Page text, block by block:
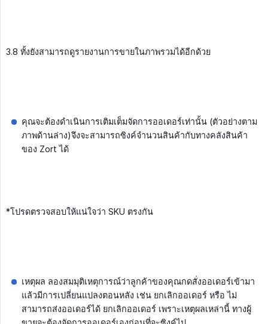
3.8 ทั้งยังสามารถดูรายงานการขายในภาพรวมได้อีกด้วย
คุณจะต้องดำเนินการเติมเต็มจัดการออเดอร์เท่านั้น (ตัวอย่างตาม
ภาพด้านล่าง)จึงจะสามารถซิงค์จำนวนสินค้ากับทางคลังสินค้า
ของ Zort ได้
*โปรดตรวจสอบให้แน่ใจว่า SKU ตรงกัน
เหตุผล ลองสมมุติเหตุการณ์ว่าลูกค้าของคุณกดสั่งออเดอร์เข้ามา
แล้วมีการเปลี่ยนแปลงตอนหลัง เช่น ยกเลิกออเดอร์ หรือ ไม่
สามารถส่งออเดอร์ได้ ยกเลิกออเดอร์ เพราะเหตุผลเหล่านี้ ทางผู้